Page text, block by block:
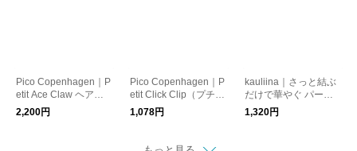
Pico Copenhagen｜P
etit Ace Claw ヘアク
リップ
2,200円
Pico Copenhagen｜P
etit Click Clip（プチク
リッククリップ）ヘア
ピン【メール便】
1,078円
kauliina｜さっと結ぶ
だけで華やぐ パール
とビジューのヘアゴム
2点セット
1,320円